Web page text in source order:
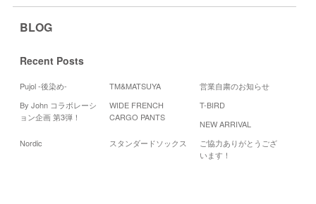
BLOG
Recent Posts
Pujol -後染め- TM&MATSUYA
営業自粛のお知らせ
By John コラボレーシ
ョン企画 第3弾！
WIDE FRENCH
CARGO PANTS
T-BIRD
NEW ARRIVAL
Nordic
スタンダードソックス
ご協力ありがとうござ
います！